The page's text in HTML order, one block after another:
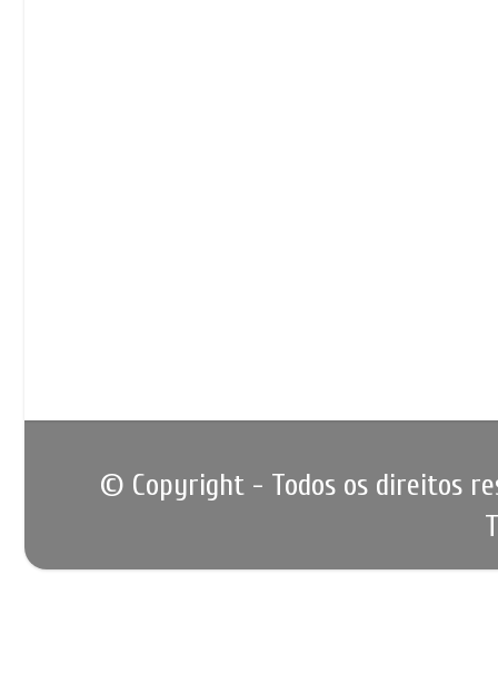
© Copyright - Todos os direitos